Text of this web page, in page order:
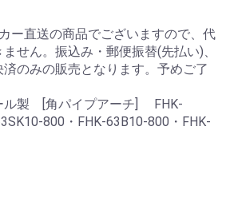
ー直送の商品でございますので、代
せん。振込み・郵便振替(先払い)、
のみの販売となります。予めご了
ル製 [角パイプアーチ] FHK-
800・FHK-63B10-800・FHK-